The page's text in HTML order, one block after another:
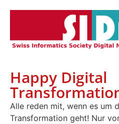
Happy Digital
Alle reden mit, wenn es um
Transformation geht! Nur